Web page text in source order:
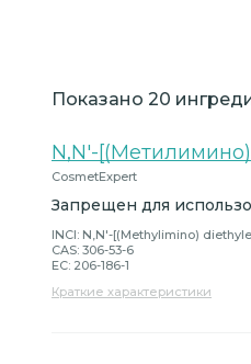
Показано 20
N,N'-
CosmetExpert
Запрещен для
INCI: N,N'-[(Methylimino)
CAS: 306-53-6
EC: 206-186-1
Краткие характеристики